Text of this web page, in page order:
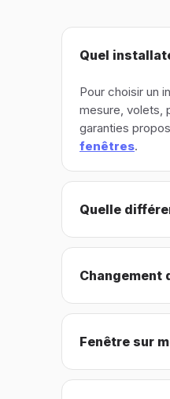
Quel
Pour choisir un
mesure, volets,
garanties
fenêtres.
Quelle
Changement
Fenêtre sur